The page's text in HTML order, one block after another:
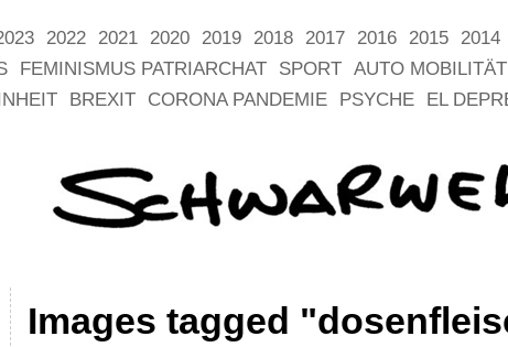
2022 2021 2020 2019 2018 2017 2016 2015 2014
FEMINISMUS PATRIARCHAT SPORT AUTO MOBILITÄT
BREXIT CORONA PANDEMIE PSYCHE EL
Images tagged